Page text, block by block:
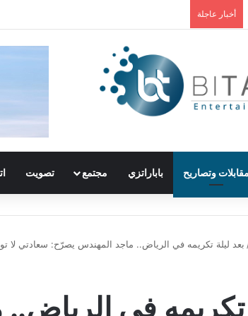
أخبار عاجلة
مقابلات وتصاريح باباراتزي مجتمع تصويت
بعد ليلة تكريمه في الرياض.. ماجد المهندس يصرّح: سعادتي لا
تكريمه في